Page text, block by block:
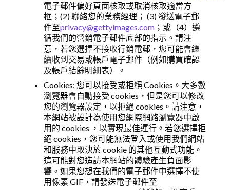
電子郵件偏好頁面核取或取消核取適當方
框；(2) 聯絡您的業務經理； (3) 發送電子郵
件至privacy@gettyimages.com；或（4）遵
循我們的營銷電子郵件底部的指示。請注
意，若您選擇不接收行銷電郵，您可能會繼
續收到交易或帳戶電子郵件（例如購買確認
及帳戶結餘明細表）。
Cookies: 您可以接受或拒絕 Cookies。大多數
瀏覽器會自動接受 cookies，但是您可以修改
您的瀏覽器設定，以拒絕 cookies。請注意，
本網站被設計為使用您網際網路瀏覽器中啟
用的 cookies ，以實現最佳運行。若您選擇拒
絕 cookies，您可能無法登入或使用我們網站
和服務中取決於 cookie 的其他互動式功能。
這可能對您造訪本網站的體驗產生負面影
響。如果您想在我們的電子郵件中選擇不使
用像素 GIF，請發送電子郵件至